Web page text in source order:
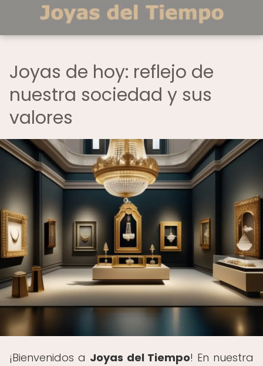
Joyas de hoy: reflejo de
nuestra sociedad y sus
valores
¡Bienvenidos a Joyas del Tiempo! En nuestra